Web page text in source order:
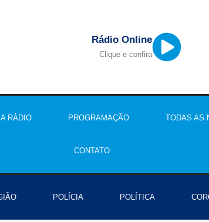
Rádio Online
Clique e confira
A RÁDIO PROGRAMAÇÃO TODAS AS
CONTATO
POLÍCIA POLÍTICA